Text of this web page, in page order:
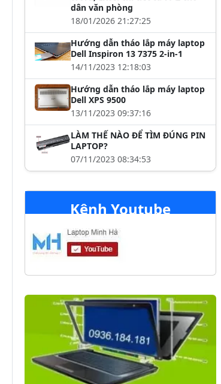
dân văn phòng
18/01/2026 21:27:25
Hướng dẫn tháo lắp máy laptop
Dell Inspiron 13 7375 2-in-1
14/11/2023 12:18:03
Hướng dẫn tháo lắp máy laptop
Dell XPS 9500
13/11/2023 09:37:16
LÀM THẾ NÀO ĐỂ TÌM ĐÚNG PIN
LAPTOP?
07/11/2023 08:34:53
Kênh Youtube